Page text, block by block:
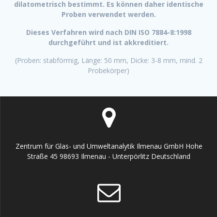
dilatometrisch bestimmt. Es können daher identische
Proben verwendet werden.
Dieses Verfahren wird nach DIN ISO 7884-8:1998
durchgeführt und ist akkreditiert.
(Proben: stabförmig, Länge: 50 mm, Dicke: 3-8 mm, mind. 2
Probekörper)
Zentrum für Glas- und Umweltanalytik Ilmenau GmbH Hohe
Straße 45 98693 Ilmenau - Unterpörlitz Deutschland